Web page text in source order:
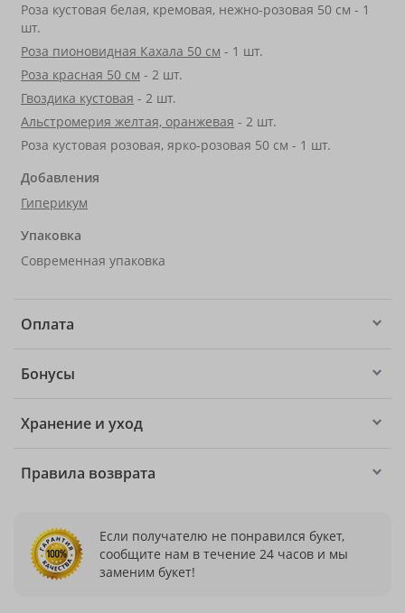
Роза кустовая белая, кремовая, нежно-розовая 50 см - 1
шт.
Роза пионовидная Кахала 50 см - 1 шт.
Роза красная 50 см - 2 шт.
Гвоздика кустовая - 2 шт.
Альстромерия желтая, оранжевая - 2 шт.
Роза кустовая розовая, ярко-розовая 50 см - 1 шт.
Добавления
Гиперикум
Упаковка
Современная упаковка
Оплата
Бонусы
Хранение и уход
Правила возврата
Если получателю не понравился букет,
сообщите нам в течение 24 часов и мы
заменим букет!